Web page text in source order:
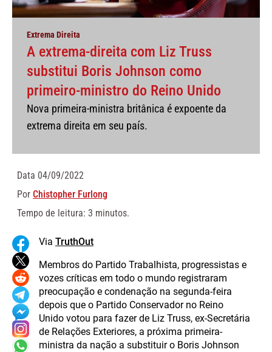
Extrema Direita
A extrema-direita com Liz Truss
substitui Boris Johnson como
primeiro-ministro do Reino Unido
Nova primeira-ministra britânica é expoente da
extrema direita em seu país.
Data 04/09/2022
Por Chistopher Furlong
Tempo de leitura: 3 minutos.
Via TruthOut
Membros do Partido Trabalhista, progressistas e
vozes críticas em todo o mundo registraram
preocupação e condenação na segunda-feira
depois que o Partido Conservador no Reino
Unido votou para fazer de Liz Truss, ex-Secretária
de Relações Exteriores, a próxima primeira-
ministra da nação a substituir o Boris Johnson